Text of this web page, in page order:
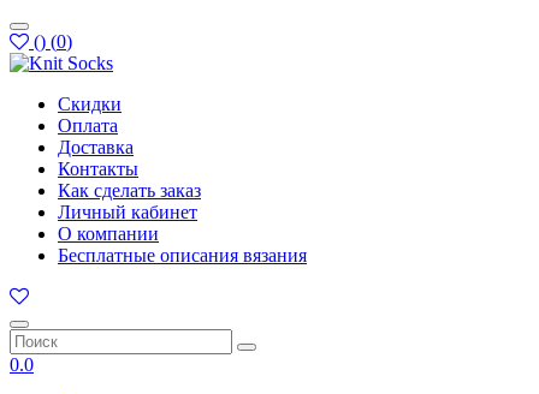
() (0)
Скидки
Оплата
Доставка
Контакты
Как сделать заказ
Личный кабинет
О компании
Бесплатные описания вязания
0.0